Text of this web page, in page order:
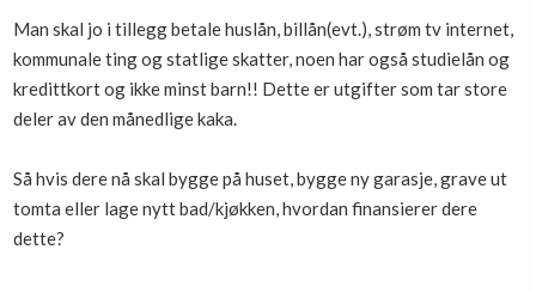
Man skal jo i tillegg betale huslån, billån(evt.), strøm tv internet,
kommunale ting og statlige skatter, noen har også studielån og
kredittkort og ikke minst barn!! Dette er utgifter som tar store
deler av den månedlige kaka.
Så hvis dere nå skal bygge på huset, bygge ny garasje, grave ut
tomta eller lage nytt bad/kjøkken, hvordan finansierer dere
dette?